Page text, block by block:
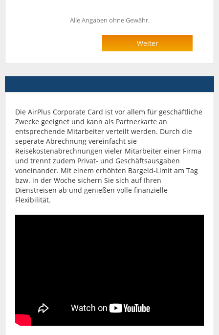
Alle Angaben ohne Gewähr.
Weiter
Die AirPlus Corporate Card ist vor allem für geschäftliche
Zwecke geeignet und kann als Partnerkarte an
entsprechende Mitarbeiter verteilt werden. Durch die
seperate Abrechnung vereinfacht sie
Reisekostenabrechnungen vieler Mitarbeiter einer Firma
und trennt zudem Privat- und Geschäftsausgaben
voneinander. Mit einem erhöhten Bargeld-Limit am Tag
bzw. in der Woche sichern Sie sich auf Ihren
Dienstreisen ab und genießen volle finanzielle
Flexibilität.